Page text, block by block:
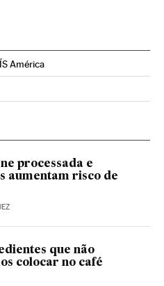
América
Instagram
en Facebook
processada e
aumentam risco de
que não
colocar no café